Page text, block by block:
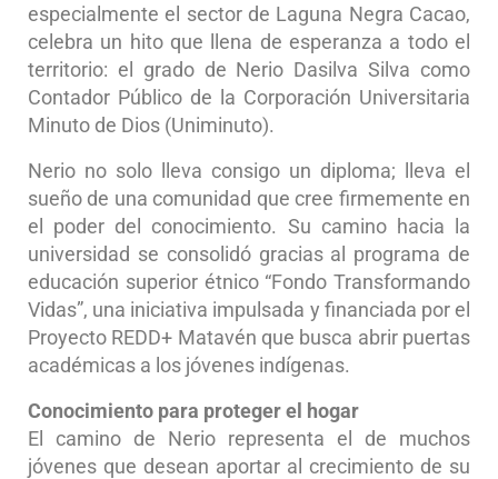
especialmente el sector de Laguna Negra Cacao,
celebra un hito que llena de esperanza a todo el
territorio: el grado de Nerio Dasilva Silva como
Contador Público de la Corporación Universitaria
Minuto de Dios (Uniminuto).
Nerio no solo lleva consigo un diploma; lleva el
sueño de una comunidad que cree firmemente en
el poder del conocimiento. Su camino hacia la
universidad se consolidó gracias al programa de
educación superior étnico “Fondo Transformando
Vidas”, una iniciativa impulsada y financiada por el
Proyecto REDD+ Matavén que busca abrir puertas
académicas a los jóvenes indígenas.
Conocimiento para proteger el hogar
El camino de Nerio representa el de muchos
jóvenes que desean aportar al crecimiento de su